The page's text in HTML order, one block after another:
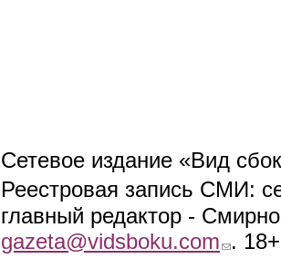
Сетевое издание «Вид
Реестровая запись СМИ:
главный редактор -
gazeta@vidsboku.com (link sends e-
. 18+